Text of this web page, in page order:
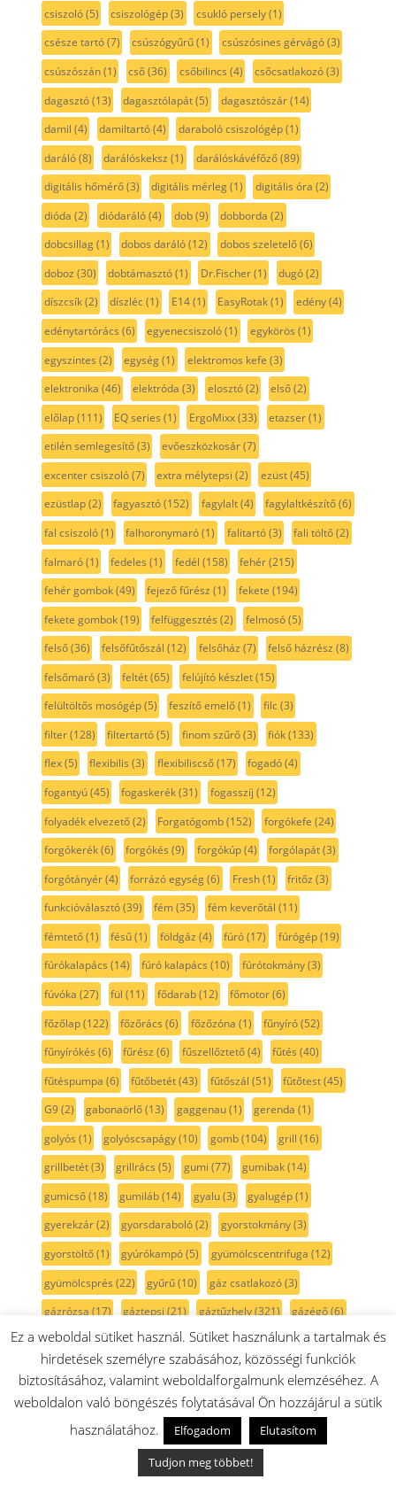
csiszoló(5) csiszológép(3) csukló persely(1)
csésze tartó(7) csúszógyűrű(1) csúszósines gérvágó(3)
csúszószán(1) cső(36) csőbilincs (4) csőcsatlakozó(3)
dagasztó(13) dagasztólapát(5) dagasztószár(14)
damil (4) damiltartó(4) daraboló csiszológép(1)
daráló(8) darálóskeksz (1) darálóskávéfőző(89)
digitális hőmérő(3) digitális mérleg(1) digitális óra (2)
dióda (2) diódaráló(4) dob(9) dobborda (2)
dobcsillag(1) dobos daráló(12) dobos szeletelő(6)
doboz (30) dobtámasztó(1) Dr.Fischer(1) dugó(2)
díszcsík(2) díszléc(1) E14(1) EasyRotak(1) edény(4)
edénytartórács (6) egyenecsiszoló(1) egykörös (1)
egyszintes (2) egység(1) elektromos kefe (3)
elektronika (46) elektróda (3) elosztó(2) első(2)
előlap(111) EQ series (1) ErgoMixx(33) etazser(1)
etilén semlegesítő(3) evőeszközkosár(7)
excenter csiszoló(7) extra mélytepsi (2) ezüst(45)
ezüstlap(2) fagyasztó(152) fagylalt(4) fagylaltkészítő(6)
fal csiszoló(1) falhoronymaró(1) falitartó(3) fali töltő(2)
falmaró(1) fedeles (1) fedél (158) fehér(215)
fehér gombok(49) fejező fűrész (1) fekete (194)
fekete gombok(19) felfüggesztés (2) felmosó(5)
felső(36) felsőfűtőszál (12) felsőház (7) felső házrész (8)
felsőmaró(3) feltét(65) felújító készlet(15)
felültöltős mosógép(5) feszítő emelő(1) filc(3)
filter(128) filtertartó(5) finom szűrő(3) fiók(133)
flex(5) flexibilis (3) flexibiliscső(17) fogadó(4)
fogantyú(45) fogaskerék(31) fogasszíj (12)
folyadék elvezető(2) Forgatógomb(152) forgókefe (24)
forgókerék(6) forgókés (9) forgókúp(4) forgólapát(3)
forgótányér(4) forrázó egység(6) Fresh(1) fritőz (3)
funkcióválasztó(39) fém(35) fém keverőtál (11)
fémtető(1) fésű(1) földgáz (4) fúró(17) fúrógép(19)
fúrókalapács (14) fúró kalapács (10) fúrótokmány(3)
fúvóka (27) fül (11) fődarab(12) főmotor(6)
főzőlap(122) főzőrács (6) főzőzóna (1) fűnyíró(52)
fűnyírókés (6) fűrész (6) fűszellőztető(4) fűtés (40)
fűtéspumpa (6) fűtőbetét(43) fűtőszál (51) fűtőtest(45)
G9(2) gabonaörlő(13) gaggenau(1) gerenda (1)
golyós (1) golyóscsapágy(10) gomb(104) grill (16)
grillbetét(3) grillrács (5) gumi (77) gumibak(14)
gumicső(18) gumiláb(14) gyalu(3) gyalugép(1)
gyerekzár(2) gyorsdaraboló(2) gyorstokmány(3)
gyorstöltő(1) gyúrókampó(5) gyümölcscentrifuga (12)
gyümölcsprés (22) gyűrű(10) gáz csatlakozó(3)
gázrózsa (17) gáztepsi (21) gáztűzhely(321) gázégő(6)
gégecső(23) gépház(5) görgő(12) gőz(1)
gőzkivezető(1) gőzsütő(33) gőzterelő (2) gőzállomás(1)
habkő(1) habosító(2) habszivacs(6) habtárcsa(1)
habverő(46) habverőlapát(18) habverőszár(28)
halogén lámpa hangszigetelő
Ez a weboldal sütiket használ. Sütiket használunk a tartalmak és
hirdetések személyre szabásához, közösségi funkciók
biztosításához, valamint weboldalforgalmunk elemzéséhez. A
weboldalon való böngészés folytatásával Ön hozzájárul a sütik
használatához.
Elfogadom
Elutasítom
Tudjon meg többet!